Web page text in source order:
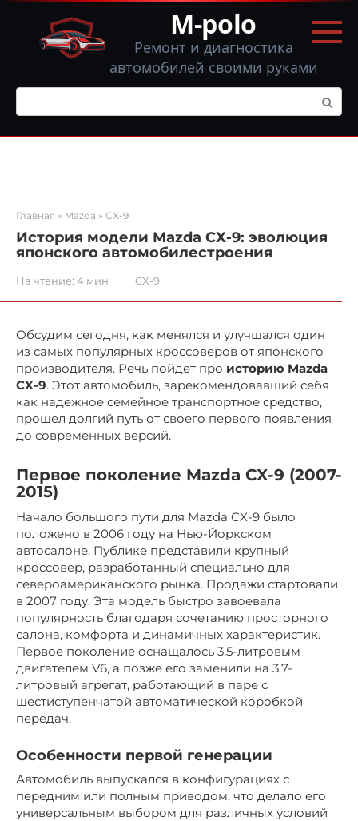
Перейти
контенту
M-polo
Ремонт и диагностика
автомобилей своими руками
Поиск:
Главная » Mazda » CX-9
История модели Mazda CX-9: эволюция
японского автомобилестроения
На чтение: 4 мин CX-9
Обсудим сегодня, как менялся и улучшался один
из самых популярных кроссоверов от японского
производителя. Речь пойдет про историю Mazda
CX-9. Этот автомобиль, зарекомендовавший себя
как надежное семейное транспортное средство,
прошел долгий путь от своего первого появления
до современных версий.
Первое поколение Mazda CX-9 (2007-
2015)
Начало большого пути для Mazda CX-9 было
положено в 2006 году на Нью-Йоркском
автосалоне. Публике представили крупный
кроссовер, разработанный специально для
североамериканского рынка. Продажи стартовали
в 2007 году. Эта модель быстро завоевала
популярность благодаря сочетанию просторного
салона, комфорта и динамичных характеристик.
Первое поколение оснащалось 3,5-литровым
двигателем V6, а позже его заменили на 3,7-
литровый агрегат, работающий в паре с
шестиступенчатой автоматической коробкой
передач.
Особенности первой генерации
Автомобиль выпускался в конфигурациях с
передним или полным приводом, что делало его
универсальным выбором для различных условий